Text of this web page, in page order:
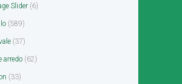
Slider (6)
(589)
(37)
arredo (62)
(33)